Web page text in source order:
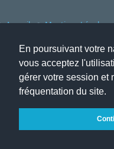
En poursuivant votre
vous acceptez
gérer votre session et
fréquentation du site.
Accueil Mentions Légales